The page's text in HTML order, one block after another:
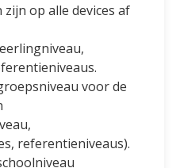
op alle devices af
voor de
referentieniveaus).